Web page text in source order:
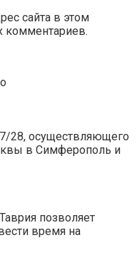
сайта в этом
комментариев.
28, осуществляющего
в Симферополь и
позволяет
время на